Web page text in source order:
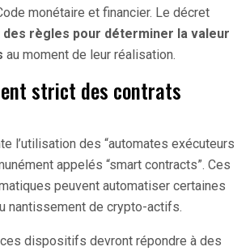
monétaire et financier. Le décret
des règles pour déterminer la valeur
au moment de leur réalisation.
strict des contrats
l’utilisation des “automates exécuteurs
appelés “smart contracts”. Ces
peuvent automatiser certaines
nantissement de crypto-actifs.
dispositifs devront répondre à des